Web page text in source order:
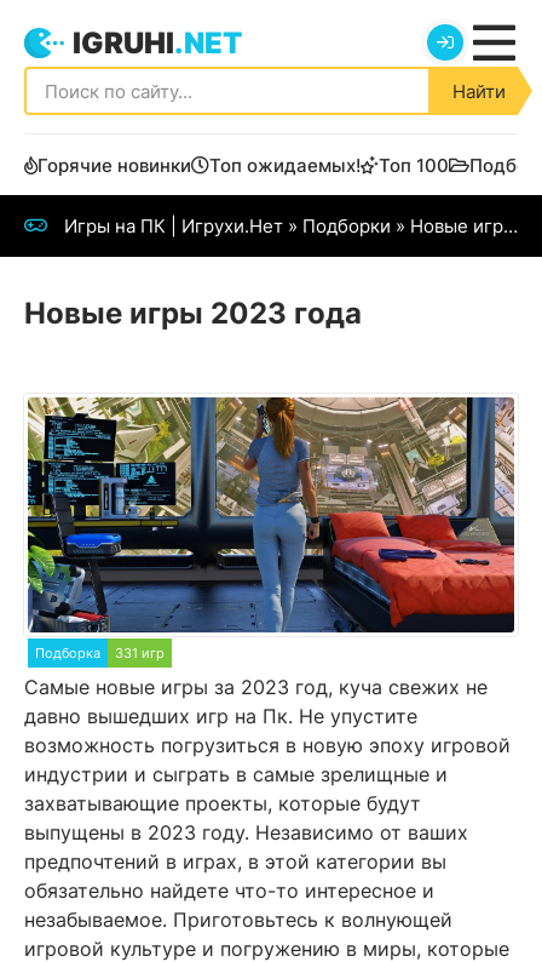
IGRUHI.NET
Найти
Горячие новинки Топ ожидаемых! Топ 100
Игры на ПК | Игрухи.Нет » Подборки » Новые игры 2023 года
Подборка 331 игр
Новые игры 2023 года
Самые новые игры за 2023 год, куча свежих не
давно вышедших игр на Пк. Не упустите
возможность погрузиться в новую эпоху игровой
индустрии и сыграть в самые зрелищные и
захватывающие проекты, которые будут
выпущены в 2023 году. Независимо от ваших
предпочтений в играх, в этой категории вы
обязательно найдете что-то интересное и
незабываемое. Приготовьтесь к волнующей
игровой культуре и погружению в миры, которые